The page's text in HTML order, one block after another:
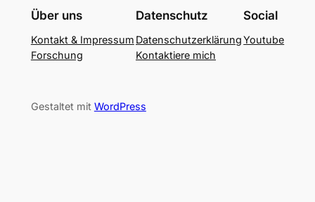
Über uns
Kontakt & Impressum
Forschung
Datenschutz
Datenschutzerklärung
Kontaktiere mich
Social
Youtube
Gestaltet mit WordPress